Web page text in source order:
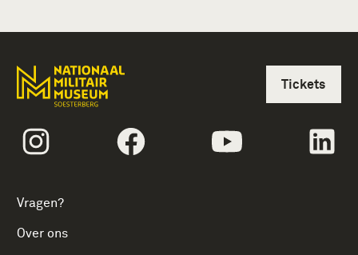
volgtekstInstagramvolgtekstFacebookvolgtekstYoutube
Vragen?
Over ons
Tickets